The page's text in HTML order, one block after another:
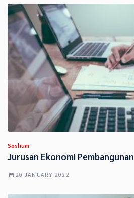
Soshum
Jurusan Ekonomi Pembangunan
20 JANUARY 2022